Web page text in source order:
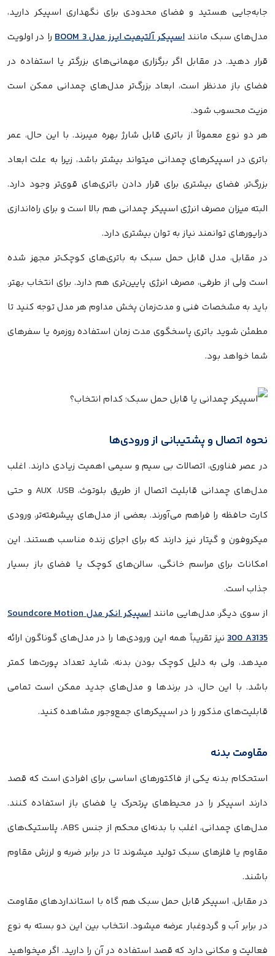
جابه‌جایی هستید و فضای محدودی برای نگهداری اسپیکر دارید،
مدل‌های سبک ماننداسپیکر آلتیمیت ایرز مدل BOOM 3
را در اولویت
قرار دهید. در مقابل اگر برگزاری مهمانی‌های بزرگتر یا استفاده در
فضای باز مدنظر است، ابعاد بزرگ‌تر مدل‌های چمدانی ممکن است
مزیت محسوب شود.
هر دو نوع معمولاً از باتری قابل شارژ بهره میبرند. با این‌ حال، عمر
باتری در اسپیکرهای چمدانی میتواند بیشتر باشد، زیرا به‌ علت ابعاد
بزرگ‌تر، فضای بیشتری برای قرار دادن باتری‌های قوی‌تر وجود دارد.
البته میزان مصرف انرژی اسپیکر چمدانی هم بالا است و برای راه‌اندازی
درایورهای توانمند نیاز به توان بیشتری دارد.
در مقابل، مدل‌ قابل حمل سبک به باتری‌های کوچک‌تر مجهز شده
است ولی از طرفی، مصرف انرژی پایین‌تری هم دارد. برای انتخاب بهتر،
باید به مشخصات فنی و مدت‌زمان پخش مداوم هر مدل توجه کنید تا
مطمئن شوید باتری پاسخگوی مدت‌ زمان استفاده روزمره یا سفرهای
شما خواهد بود.
نحوه اتصال و پشتیبانی از ورودی‌ها
در عصر فناوری، اتصالات بی‌ سیم و سیمی اهمیت زیادی دارند. اغلب
مدل‌های چمدانی قابلیت اتصال از طریق بلوتوث، AUX ،USB و حتی
کارت حافظه را فراهم می‌آورند. بعضی از مدل‌های پیشرفته‌تر، ورودی
میکروفون و گیتار نیز دارند که برای اجرای زنده مناسب هستند. این
امکانات برای مراسم خانگی، سالن‌های کوچک یا فضای باز بسیار
جذاب است.
از سوی دیگر، مدل‌هایی مانند
اسپیکر انکر مدل Soundcore Motion
300 A3135نیز تقریباً همه این ورودی‌ها را در مدل‌های گوناگون ارائه
میدهد، ولی به دلیل کوچک بودن بدنه، شاید تعداد پورت‌ها کمتر
باشد. با این‌ حال، در برندها و مدل‌های جدید ممکن است تمامی
قابلیت‌های مذکور را در اسپیکرهای جمع‌وجور مشاهده کنید.
مقاومت بدنه
استحکام بدنه یکی از فاکتورهای اساسی برای افرادی است که قصد
دارند اسپیکر را در محیط‌های پرتحرک یا فضای باز استفاده کنند.
مدل‌های چمدانی، اغلب با بدنه‌ای محکم از جنس ABS، پلاستیک‌های
مقاوم یا فلزهای سبک تولید میشوند تا در برابر ضربه و لرزش مقاوم
باشند.
در مقابل، اسپیکر قابل حمل سبک هم گاه با استانداردهای مقاومت
در برابر آب و گردوغبار عرضه میشود. انتخاب بین این دو بسته به نوع
فعالیت و مکانی دارد که قصد استفاده در آن را دارید. اگر میخواهید